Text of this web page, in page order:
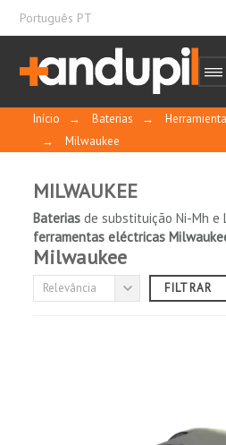
Português PT
Início → Baterias →
→
Milwaukee
TECNOLOGIA
(sem filtro) 
MILWAUKEE
Baterias de substituição Ni-Mh
ferramentas eléctricas
Milwaukee
Relevância FILTRAR